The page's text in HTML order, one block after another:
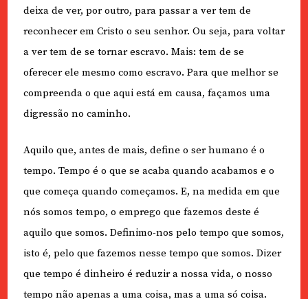
deixa de ver, por outro, para passar a ver tem de
reconhecer em Cristo o seu senhor. Ou seja, para voltar
a ver tem de se tornar escravo. Mais: tem de se
oferecer ele mesmo como escravo. Para que melhor se
compreenda o que aqui está em causa, façamos uma
digressão no caminho.
Aquilo que, antes de mais, define o ser humano é o
tempo. Tempo é o que se acaba quando acabamos e o
que começa quando começamos. E, na medida em que
nós somos tempo, o emprego que fazemos deste é
aquilo que somos. Definimo-nos pelo tempo que somos,
isto é, pelo que fazemos nesse tempo que somos. Dizer
que tempo é dinheiro é reduzir a nossa vida, o nosso
tempo não apenas a uma coisa, mas a uma só coisa.